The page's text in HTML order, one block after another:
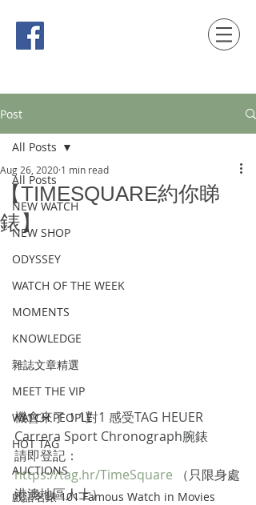
Post
All Posts
NEW WATCH
NEW SHOP
ODYSSEY
WATCH OF THE WEEK
MOMENTS
KNOWLEDGE
雜誌文章精選
MEET THE VIP
WATCH PEOPLE
HOT TAG
AUCTIONS
戲語名錶 101 Famous Watch in Movies
All Posts
【TIMESQUARE約你睇
錶】
Aug 26, 2020 1 min read
機會來了！1對1 感受TAG HEUER
Carrera Sport Chronograph腕錶
請即登記：
https://tag.hr/TimeSquare （只限身處
港澳地區人士）